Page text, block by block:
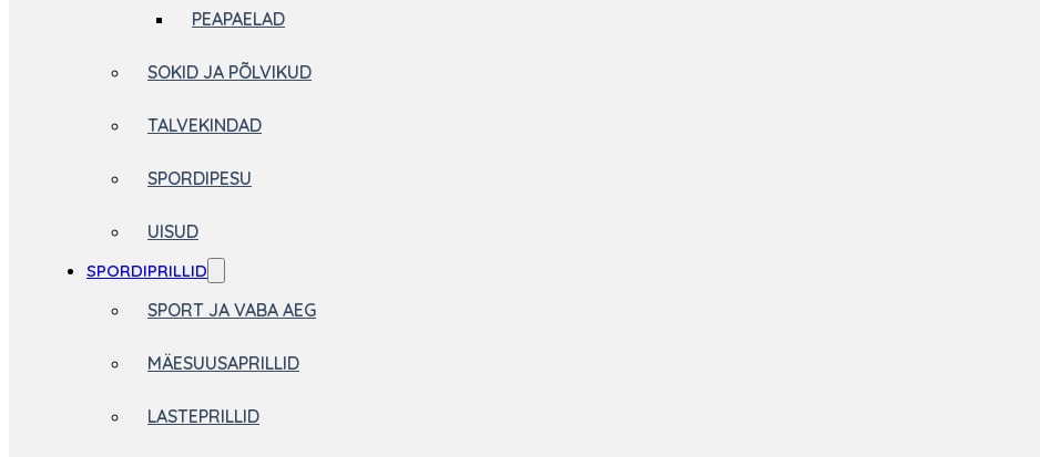
PEAPAELAD
SOKID JA PÕLVIKUD
TALVEKINDAD
SPORDIPESU
UISUD
SPORDIPRILLID
SPORT JA VABA AEG
MÄESUUSAPRILLID
LASTEPRILLID